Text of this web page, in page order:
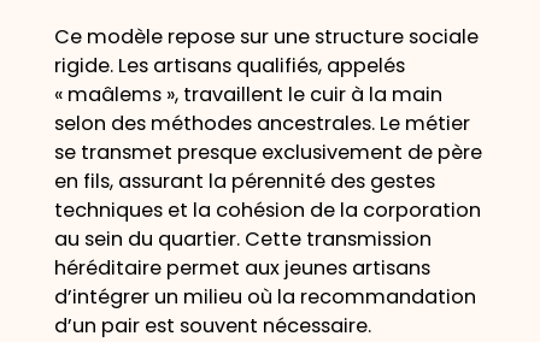
Ce modèle repose sur une structure sociale
rigide. Les artisans qualifiés, appelés
« maâlems », travaillent le cuir à la main
selon des méthodes ancestrales. Le métier
se transmet presque exclusivement de père
en fils, assurant la pérennité des gestes
techniques et la cohésion de la corporation
au sein du quartier. Cette transmission
héréditaire permet aux jeunes artisans
d’intégrer un milieu où la recommandation
d’un pair est souvent nécessaire.